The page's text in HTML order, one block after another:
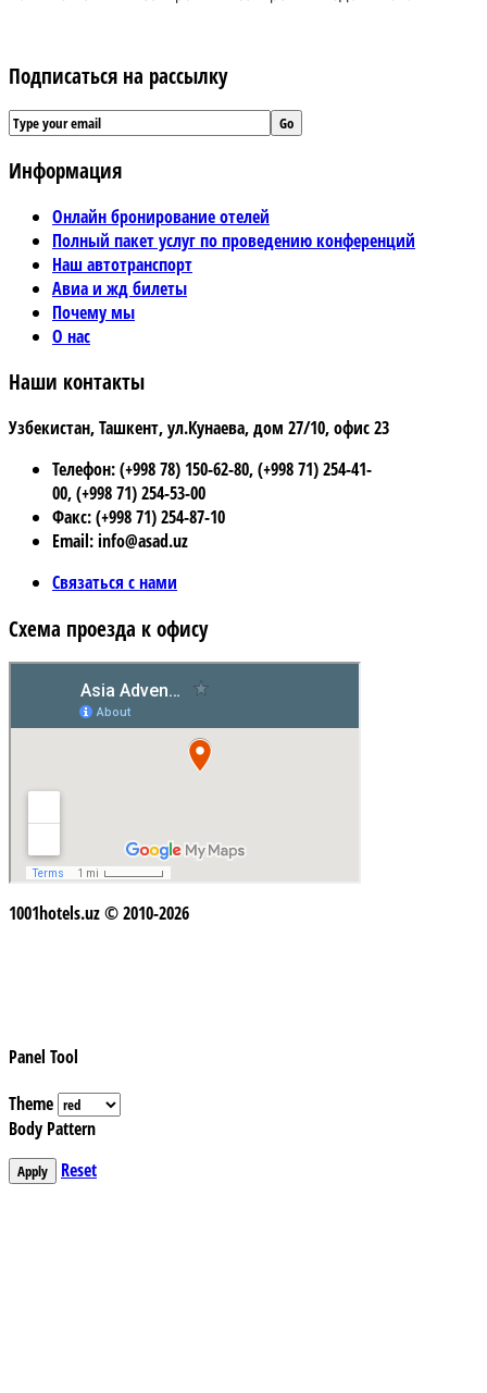
Подписаться на рассылку
Информация
Онлайн бронирование отелей
Полный пакет услуг по проведению конференций
Наш автотранспорт
Авиа и жд билеты
Почему мы
О нас
Наши контакты
Узбекистан, Ташкент, ул.Кунаева, дом 27/10, офис 23
Телефон: (+998 78) 150-62-80, (+998 71) 254-41-
00, (+998 71) 254-53-00
Факс: (+998 71) 254-87-10
Email: info@asad.uz
Связаться с нами
Схема проезда к офису
1001hotels.uz © 2010-2026
Panel Tool
Theme
Body Pattern
Apply Reset